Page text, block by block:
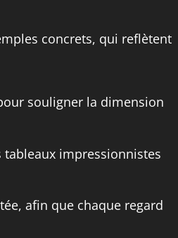
concrets, qui reflètent
souligner la dimension
tableaux impressionnistes
afin que chaque regard